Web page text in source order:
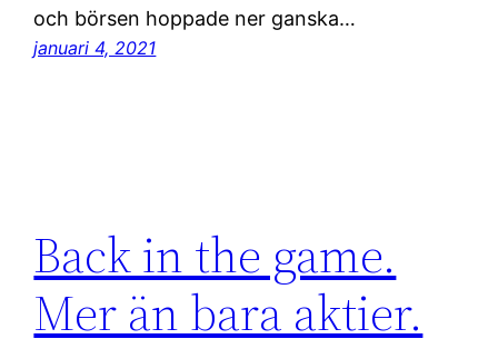
och börsen hoppade ner ganska…
januari 4, 2021
Back in the game.
Mer än bara aktier.